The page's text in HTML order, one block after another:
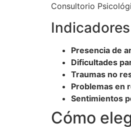
Consultorio
Presencia de
Dificultades
Traumas no
Problemas en
Sentimientos
Cómo